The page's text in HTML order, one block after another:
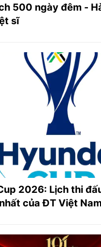
500 ngày đêm -
sĩ
2026: Lịch thi
của ĐT Việt Nam